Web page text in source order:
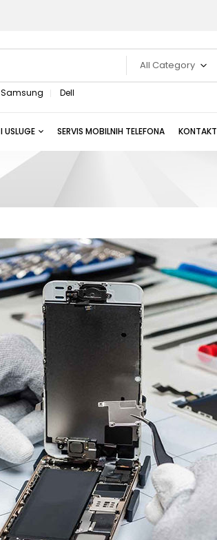
All Category
Samsung Dell
USLUGE SERVIS MOBILNIH TELEFONA KONTAKT